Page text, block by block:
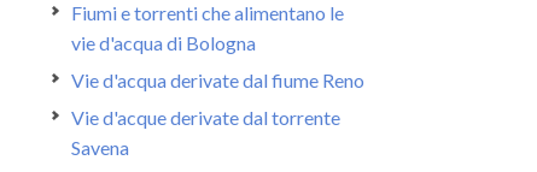
Fiumi e torrenti che alimentano le
vie d'acqua di Bologna
Vie d'acqua derivate dal fiume Reno
Vie d'acque derivate dal torrente
Savena